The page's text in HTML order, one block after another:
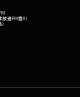
放送FM香川